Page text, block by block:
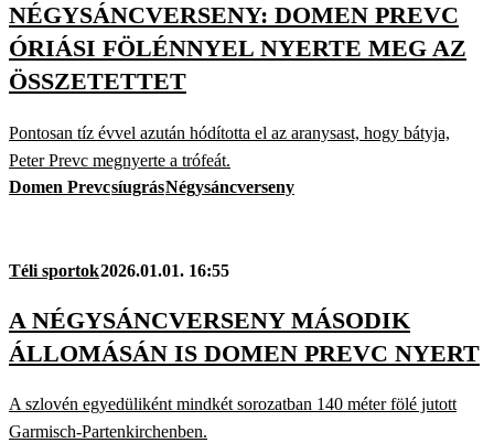
NÉGYSÁNCVERSENY: DOMEN PREVC
ÓRIÁSI FÖLÉNNYEL NYERTE MEG AZ
ÖSSZETETTET
Pontosan tíz évvel azután hódította el az aranysast, hogy bátyja,
Peter Prevc megnyerte a trófeát.
Domen PrevcsíugrásNégysáncverseny
Téli sportok2026.01.01. 16:55
A NÉGYSÁNCVERSENY MÁSODIK
ÁLLOMÁSÁN IS DOMEN PREVC NYERT
A szlovén egyedüliként mindkét sorozatban 140 méter fölé jutott
Garmisch-Partenkirchenben.